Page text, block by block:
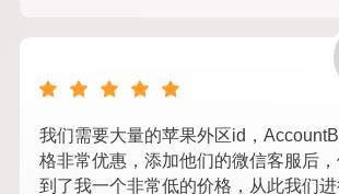
我们需要大量的苹果外区id，
格非常优惠，添加他们的微信客服后
到了我一个非常低的价格，从此我们